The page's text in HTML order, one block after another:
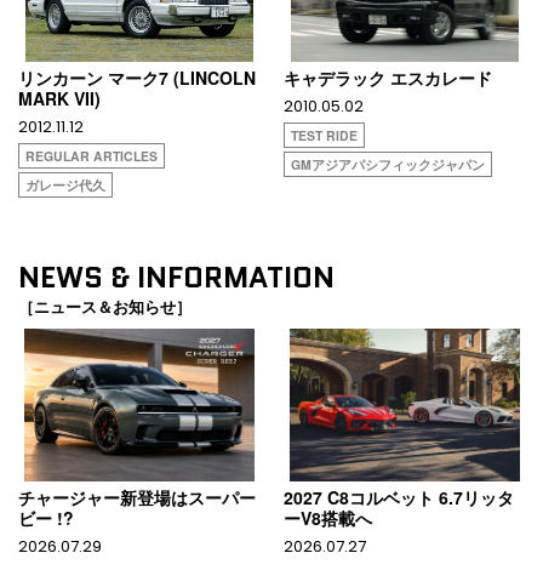
リンカーン マーク7 (LINCOLN
MARK VII)
2012.11.12
REGULAR ARTICLES
ガレージ代久
キャデラック エスカレード
2010.05.02
TEST RIDE
GMアジアパシフィックジャパン
NEWS & INFORMATION
［ニュース＆お知らせ］
チャージャー新登場はスーパー
ビー !?
2026.07.29
2027 C8コルベット 6.7リッタ
ーV8搭載へ
2026.07.27